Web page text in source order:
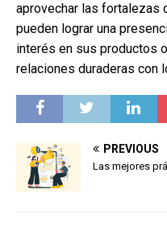
aprovechar las fortalezas
pueden lograr una
interés en sus productos
relaciones duraderas con
PREVIOUS
Las mejores